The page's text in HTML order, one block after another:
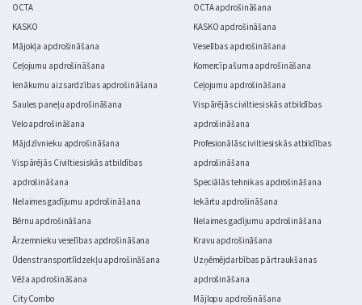
OCTA
KASKO
Mājokļa apdrošināšana
Ceļojumu apdrošināšana
Ienākumu aizsardzības apdrošināšana
Saules paneļu apdrošināšana
Velo apdrošināšana
Mājdzīvnieku apdrošināšana
Vispārējās Civiltiesiskās atbildības
apdrošināšana
Nelaimes gadījumu apdrošināšana
Bērnu apdrošināšana
Ārzemnieku veselības apdrošināšana
Ūdens transportlīdzekļu apdrošināšana
Vēža apdrošināšana
City Combo
OCTA apdrošināšana
KASKO apdrošināšana
Veselības apdrošināšana
Komercīpašuma apdrošināšana
Ceļojumu apdrošināšana
Vispārējās civiltiesiskās atbildības
apdrošināšana
Profesionālās civiltiesiskās atbildības
apdrošināšana
Speciālās tehnikas apdrošināšana
Iekārtu apdrošināšana
Nelaimes gadījumu apdrošināšana
Kravu apdrošināšana
Uzņēmējdarbības pārtraukšanas
apdrošināšana
Mājlopu apdrošināšana